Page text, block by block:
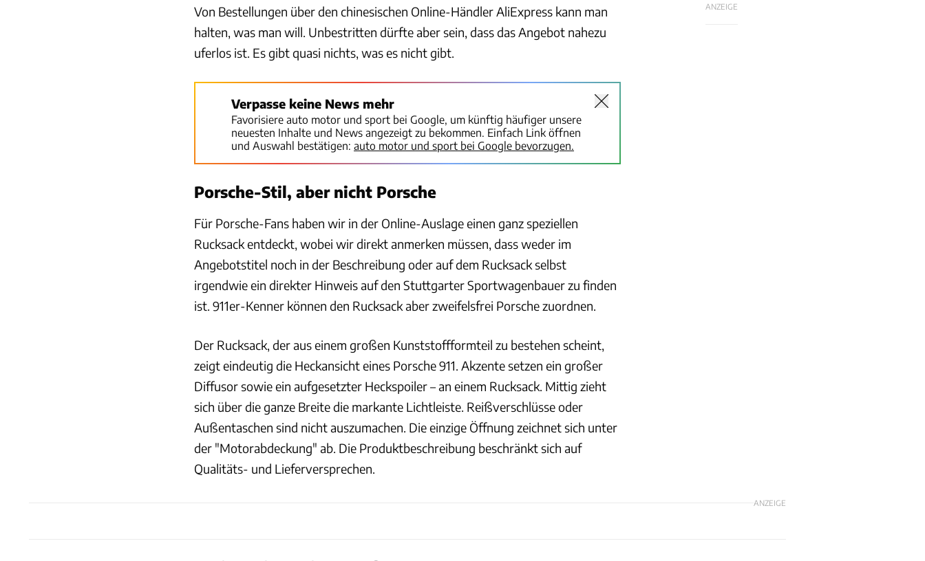
ANZEIGE
Von Bestellungen über den chinesischen Online-Händler AliExpress kann man
halten, was man will. Unbestritten dürfte aber sein, dass das Angebot nahezu
uferlos ist. Es gibt quasi nichts, was es nicht gibt.
Verpasse keine News mehr
Favorisiere auto motor und sport bei Google, um künftig häufiger unsere
neuesten Inhalte und News angezeigt zu bekommen. Einfach Link öffnen
und Auswahl bestätigen: auto motor und sport bei Google bevorzugen.
Porsche-Stil, aber nicht Porsche
Für Porsche-Fans haben wir in der Online-Auslage einen ganz speziellen
Rucksack entdeckt, wobei wir direkt anmerken müssen, dass weder im
Angebotstitel noch in der Beschreibung oder auf dem Rucksack selbst
irgendwie ein direkter Hinweis auf den Stuttgarter Sportwagenbauer zu finden
ist. 911er-Kenner können den Rucksack aber zweifelsfrei Porsche zuordnen.
Der Rucksack, der aus einem großen Kunststoffformteil zu bestehen scheint,
zeigt eindeutig die Heckansicht eines Porsche 911. Akzente setzen ein großer
Diffusor sowie ein aufgesetzter Heckspoiler – an einem Rucksack. Mittig zieht
sich über die ganze Breite die markante Lichtleiste. Reißverschlüsse oder
Außentaschen sind nicht auszumachen. Die einzige Öffnung zeichnet sich unter
der "Motorabdeckung" ab. Die Produktbeschreibung beschränkt sich auf
Qualitäts- und Lieferversprechen.
ANZEIGE